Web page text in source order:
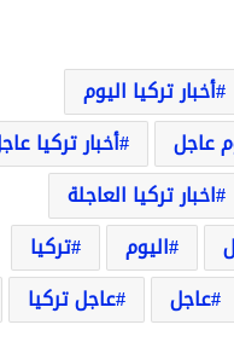
أخبار تركيا اليوم
عاجل
أخبار تركيا
اخبار تركيا العاجلة
اليوم
تركيا
عاجل عاجل تركيا